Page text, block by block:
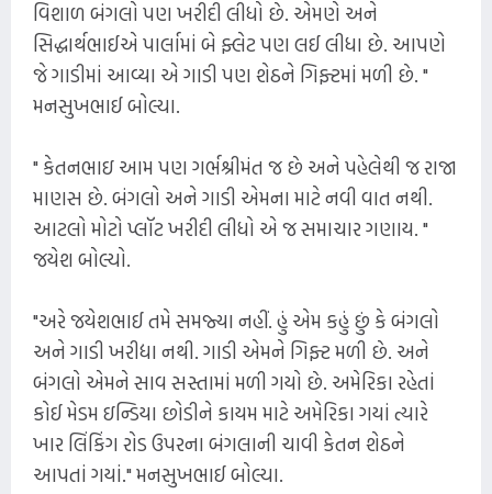
વિશાળ બંગલો પણ ખરીદી લીધો છે. એમણે અને
સિદ્ધાર્થભાઈએ પાર્લામાં બે ફ્લેટ પણ લઈ લીધા છે. આપણે
જે ગાડીમાં આવ્યા એ ગાડી પણ શેઠને ગિફ્ટમાં મળી છે. "
મનસુખભાઈ બોલ્યા.
" કેતનભાઇ આમ પણ ગર્ભશ્રીમંત જ છે અને પહેલેથી જ રાજા
માણસ છે. બંગલો અને ગાડી એમના માટે નવી વાત નથી.
આટલો મોટો પ્લૉટ ખરીદી લીધો એ જ સમાચાર ગણાય. "
જયેશ બોલ્યો.
"અરે જયેશભાઈ તમે સમજ્યા નહીં. હું એમ કહું છું કે બંગલો
અને ગાડી ખરીદ્યા નથી. ગાડી એમને ગિફ્ટ મળી છે. અને
બંગલો એમને સાવ સસ્તામાં મળી ગયો છે. અમેરિકા રહેતાં
કોઈ મેડમ ઇન્ડિયા છોડીને કાયમ માટે અમેરિકા ગયાં ત્યારે
ખાર લિંકિંગ રોડ ઉપરના બંગલાની ચાવી કેતન શેઠને
આપતાં ગયાં." મનસુખભાઈ બોલ્યા.